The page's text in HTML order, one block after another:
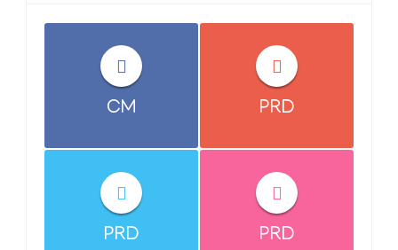
CM PRD
PRD PRD